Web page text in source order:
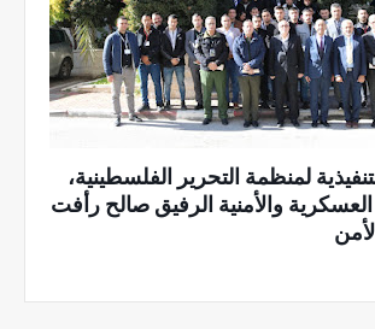
لمنظمة التحرير الفلسطينية،
والأمنية الرفيق صالح رأفت